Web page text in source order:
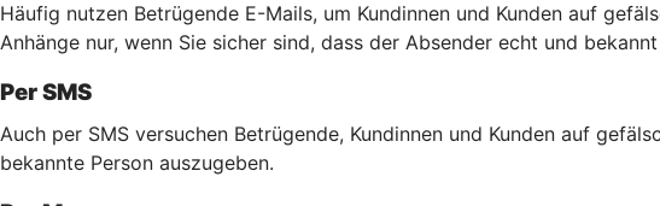
Häufig nutzen Betrügende E-Mails, um Kundinnen und Kunden auf
Anhänge nur, wenn Sie sicher sind, dass der Absender echt und
Per SMS
Auch per SMS versuchen Betrügende, Kundinnen und Kunden auf
bekannte Person auszugeben.